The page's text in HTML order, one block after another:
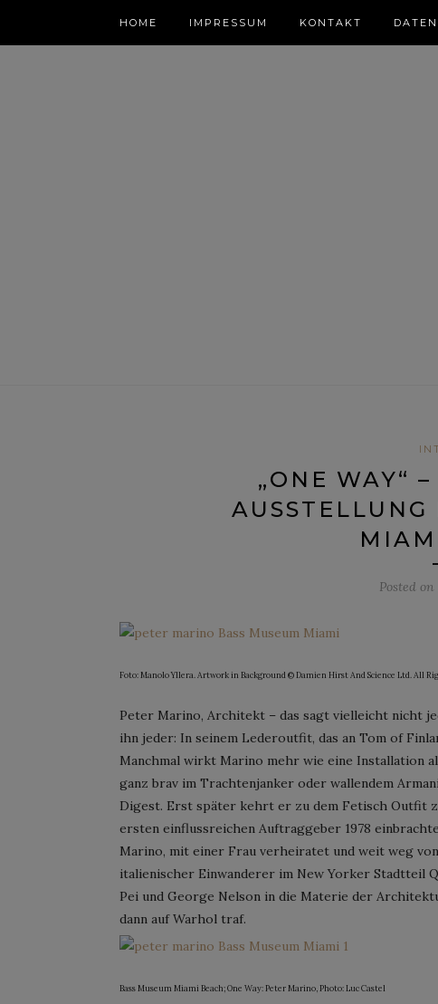
HOME IMPRESSUM KONTAKT
„ONE WAY“
Posted on
Foto: Manolo Yllera. Artwork in Background © Damien Hirst And Science Ltd. All
Peter Marino, Architekt – das sagt vielleicht nicht
ihn jeder: In seinem Lederoutfit, das an Tom of
Manchmal wirkt Marino mehr wie eine Installation
ganz brav im Trachtenjanker oder wallendem
Digest. Erst später kehrt er zu dem Fetisch Outfit
ersten einflussreichen Auftraggeber 1978
Marino, mit einer Frau verheiratet und weit weg
italienischer Einwanderer im New Yorker Stadtteil
Pei und George Nelson in die Materie der
dann auf Warhol traf.
Bass Museum Miami Beach; One Way: Peter Marino, Photo: Luc Castel